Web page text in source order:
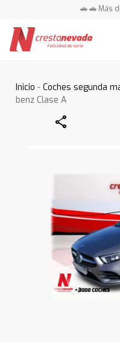
🚗 🚗 Más
Inicio -Coches segunda
benz Clase A
Share